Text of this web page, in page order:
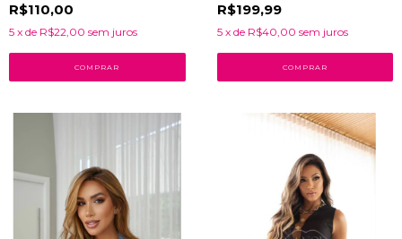
R$110,00
5 x de R$22,00 sem juros
COMPRAR
R$199,99
5 x de R$40,00 sem juros
COMPRAR